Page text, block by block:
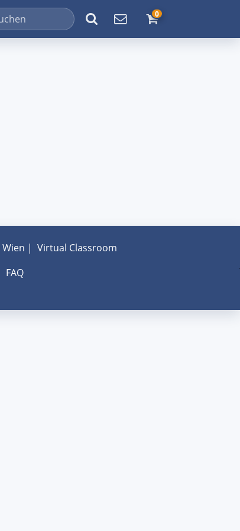
0
Wien | Virtual Classroom
FAQ